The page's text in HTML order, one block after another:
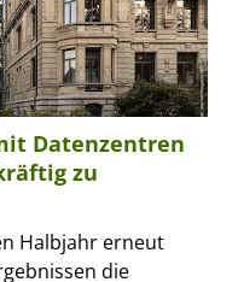
Datenzentren
zu
Halbjahr erneut
die